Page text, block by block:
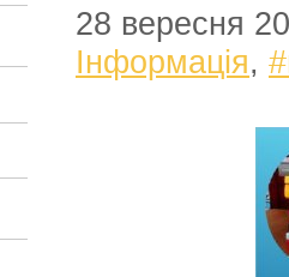
28 вересня
Iнформацiя,